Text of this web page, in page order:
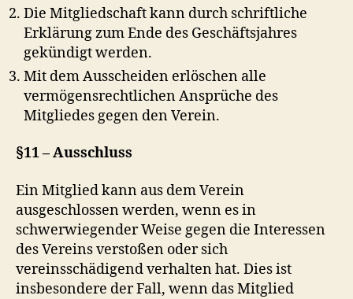
Die Mitgliedschaft kann durch schriftliche
Erklärung zum Ende des Geschäftsjahres
gekündigt werden.
Mit dem Ausscheiden erlöschen alle
vermögensrechtlichen Ansprüche des
Mitgliedes gegen den Verein.
§11 – Ausschluss
Ein Mitglied kann aus dem Verein
ausgeschlossen werden, wenn es in
schwerwiegender Weise gegen die Interessen
des Vereins verstoßen oder sich
vereinsschädigend verhalten hat. Dies ist
insbesondere der Fall, wenn das Mitglied